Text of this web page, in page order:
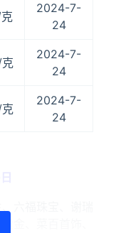
2024-7-
24
2024-7-
24
2024-7-
24
金、菜百首饰、